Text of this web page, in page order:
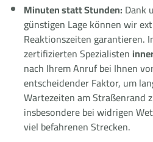
Minuten statt Stunden: Dank
günstigen Lage können wir
Reaktionszeiten garantieren.
zertifizierten Spezialisten
nach Ihrem Anruf bei Ihnen
entscheidender Faktor, um
Wartezeiten am Straßenrand
insbesondere bei widrigen
viel befahrenen Strecken.